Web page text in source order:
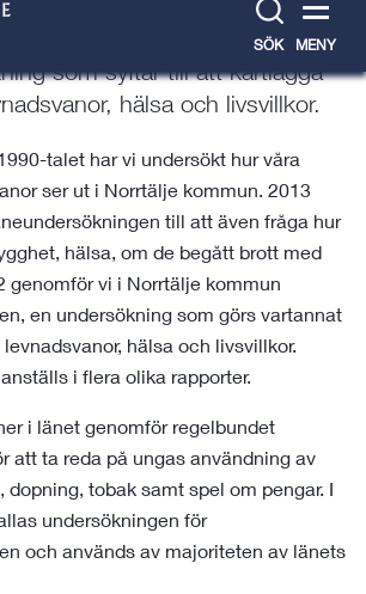
SÖK MENY
genomför vartannat år en
som syftar till att kartlägga
hälsa och livsvillkor.
talet har vi undersökt hur våra
ser ut i Norrtälje kommun. 2013
till att även fråga hur
hälsa, om de begått brott med
genomför vi i Norrtälje kommun
en undersökning som görs vartannat
hälsa och livsvillkor.
i flera olika rapporter.
i länet genomför regelbundet
att ta reda på ungas användning av
dopning, tobak samt spel om pengar. I
undersökningen för
och används av majoriteten av länets